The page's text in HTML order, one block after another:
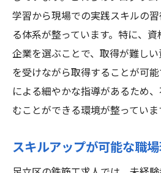
ハローワークでの情報
口コミや評判を活用す
足立区の鉄筋工求人で成功
面接でのアピールポイ
未経験からのスキル習
成功するための心構え
上司とのコミュニケー
学習から現場での実践スキルの
る体系が整っています。特に、
企業を選ぶことで、取得が難し
を受けながら取得することが可
による細やかな指導があるため
むことができる環境が整っていま
スキルアップが可能な職